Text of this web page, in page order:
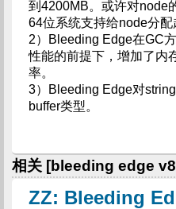
到4200MB。或许对node
64位系统支持给node分配
2）Bleeding Edge在GC
性能的前提下，增加了内
率。
3）Bleeding Edge对
buffer类型。
相关 [bleeding edge
ZZ: Bleeding